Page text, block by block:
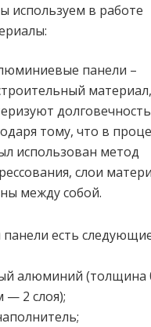
используем в работе
панели –
материал,
тому, что в
использован метод
слои
между собой.
есть
алюминий (толщина
— 2 слоя);